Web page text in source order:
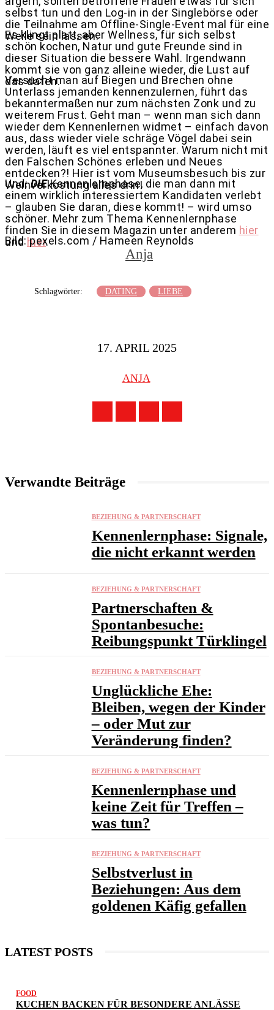
selbst tun und den Log-in in der Singlebörse oder
die Teilnahme am Offline-Single-Event mal für eine
Weile sein lassen.
Es klingt platt, aber Wellness, für sich selbst
schön kochen, Natur und gute Freunde sind in
dieser Situation die bessere Wahl. Irgendwann
kommt sie von ganz alleine wieder, die Lust auf
das daten.
Versucht man auf Biegen und Brechen ohne
Unterlass jemanden kennenzulernen, führt das
bekanntermaßen nur zum nächsten Zonk und zu
weiterem Frust. Geht man – wenn man sich dann
wieder dem Kennenlernen widmet – einfach davon
aus, dass wieder viele schräge Vögel dabei sein
werden, läuft es viel entspannter. Warum nicht mit
den Falschen Schönes erleben und Neues
entdecken?! Hier ist vom Museumsbesuch bis zur
Weinverkostung alles drin!
Und:DIEKennenlernphase, die man dann mit
einem wirklich interessiertem Kandidaten verlebt
– glauben Sie daran, diese kommt! – wird umso
schöner. Mehr zum Thema Kennenlernphase
finden Sie in diesem Magazin unter anderem hier
undhier.
Bild: pexels.com / Hameen Reynolds
Anja
Schlagwörter: DATING LIEBE
17. APRIL 2025
ANJA
Verwandte Beiträge
BEZIEHUNG & PARTNERSCHAFT
Kennenlernphase: Signale,
die nicht erkannt werden
BEZIEHUNG & PARTNERSCHAFT
Partnerschaften &
Spontanbesuche:
Reibungspunkt Türklingel
BEZIEHUNG & PARTNERSCHAFT
Unglückliche Ehe:
Bleiben, wegen der Kinder
– oder Mut zur
Veränderung finden?
BEZIEHUNG & PARTNERSCHAFT
Kennenlernphase und
keine Zeit für Treffen –
was tun?
BEZIEHUNG & PARTNERSCHAFT
Selbstverlust in
Beziehungen: Aus dem
goldenen Käfig gefallen
LATEST POSTS
FOOD
KUCHEN BACKEN FÜR BESONDERE ANLÄSSE